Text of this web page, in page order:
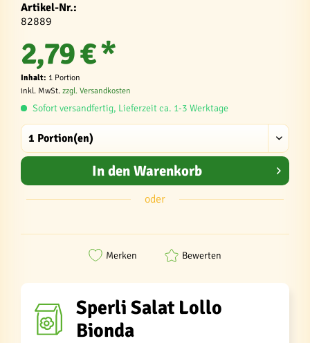
Artikel-Nr.:
82889
2,79 € *
Inhalt: 1 Portion
inkl. MwSt. zzgl. Versandkosten
Sofort versandfertig, Lieferzeit ca. 1-3 Werktage
In den Warenkorb
oder
Merken Bewerten
Sperli Salat Lollo
Bionda